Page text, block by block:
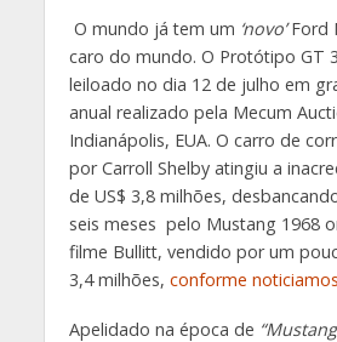
O mundo já tem um ‘novo’Ford
caro do mundo. O Protótipo GT
leiloado no dia 12 de julho em
anual realizado pela Mecum
Indianápolis, EUA. O carro de
por Carroll Shelby atingiu a
de US$ 3,8 milhões,
seis meses pelo Mustang 1968
filme Bullitt, vendido por um
3,4 milhões, conforme
Apelidado na época de